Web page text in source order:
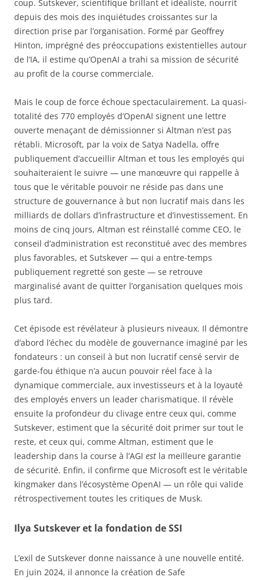
coup. Sutskever, scientifique brillant et idéaliste, nourrit
depuis des mois des inquiétudes croissantes sur la
direction prise par l’organisation. Formé par Geoffrey
Hinton, imprégné des préoccupations existentielles autour
de l’IA, il estime qu’OpenAI a trahi sa mission de sécurité
au profit de la course commerciale.
Mais le coup de force échoue spectaculairement. La quasi-
totalité des 770 employés d’OpenAI signent une lettre
ouverte menaçant de démissionner si Altman n’est pas
rétabli. Microsoft, par la voix de Satya Nadella, offre
publiquement d’accueillir Altman et tous les employés qui
souhaiteraient le suivre — une manœuvre qui rappelle à
tous que le véritable pouvoir ne réside pas dans une
structure de gouvernance à but non lucratif mais dans les
milliards de dollars d’infrastructure et d’investissement. En
moins de cinq jours, Altman est réinstallé comme CEO, le
conseil d’administration est reconstitué avec des membres
plus favorables, et Sutskever — qui a entre-temps
publiquement regretté son geste — se retrouve
marginalisé avant de quitter l’organisation quelques mois
plus tard.
Cet épisode est révélateur à plusieurs niveaux. Il démontre
d’abord l’échec du modèle de gouvernance imaginé par les
fondateurs : un conseil à but non lucratif censé servir de
garde-fou éthique n’a aucun pouvoir réel face à la
dynamique commerciale, aux investisseurs et à la loyauté
des employés envers un leader charismatique. Il révèle
ensuite la profondeur du clivage entre ceux qui, comme
Sutskever, estiment que la sécurité doit primer sur tout le
reste, et ceux qui, comme Altman, estiment que le
leadership dans la course à l’AGI est la meilleure garantie
de sécurité. Enfin, il confirme que Microsoft est le véritable
kingmaker dans l’écosystème OpenAI — un rôle qui valide
rétrospectivement toutes les critiques de Musk.
Ilya Sutskever et la fondation de SSI
L’exil de Sutskever donne naissance à une nouvelle entité.
En juin 2024, il annonce la création de Safe